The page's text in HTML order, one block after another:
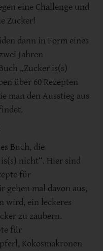
eine Challenge und
Zucker!
dann in Form eines
Jahren
„Zucker is(s)
über 60 Rezepten
man den Ausstieg aus
Buch, die
nicht“. Hier sind
für
gehen mal davon aus,
wird, ein leckeres
zu zaubern.
für
Kokosmakronen